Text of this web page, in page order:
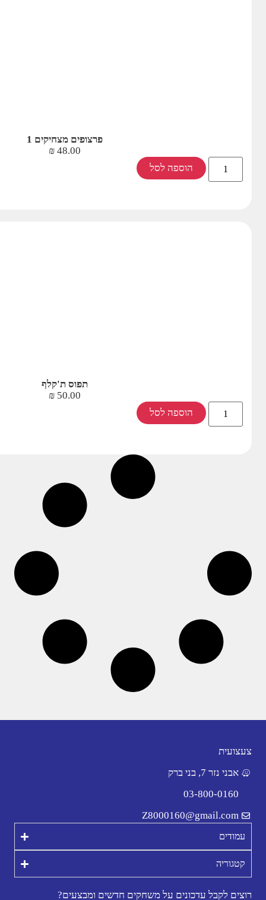
פרצופים מצחיקים 1
48.00
₪
הוספה לסל
תפוס ת'קלף
50.00
₪
הוספה לסל
צעצועית
אבני נזר 7, בני ברק
03-800-0160
Z8000160@gmail.com
עמודים
קטגוריה
רוצים לקבל עדכונים על משחקים חדשים ומבצעים?